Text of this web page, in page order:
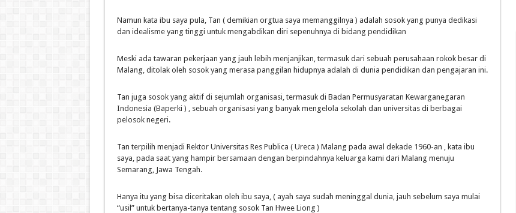
Namun kata ibu saya pula, Tan ( demikian orgtua saya memanggilnya ) adalah sosok yang punya dedikasi
dan idealisme yang tinggi untuk mengabdikan diri sepenuhnya di bidang pendidikan
Meski ada tawaran pekerjaan yang jauh lebih menjanjikan, termasuk dari sebuah perusahaan rokok besar di
Malang, ditolak oleh sosok yang merasa panggilan hidupnya adalah di dunia pendidikan dan pengajaran ini.
Tan juga sosok yang aktif di sejumlah organisasi, termasuk di Badan Permusyaratan Kewarganegaran
Indonesia (Baperki ) , sebuah organisasi yang banyak mengelola sekolah dan universitas di berbagai
pelosok negeri.
Tan terpilih menjadi Rektor Universitas Res Publica ( Ureca ) Malang pada awal dekade 1960-an , kata ibu
saya, pada saat yang hampir bersamaan dengan berpindahnya keluarga kami dari Malang menuju
Semarang, Jawa Tengah.
Hanya itu yang bisa diceritakan oleh ibu saya, ( ayah saya sudah meninggal dunia, jauh sebelum saya mulai
“usil” untuk bertanya-tanya tentang sosok Tan Hwee Liong )